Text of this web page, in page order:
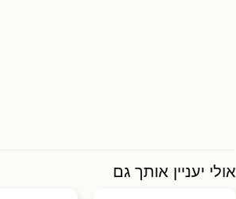
אולי יעניין אותך גם